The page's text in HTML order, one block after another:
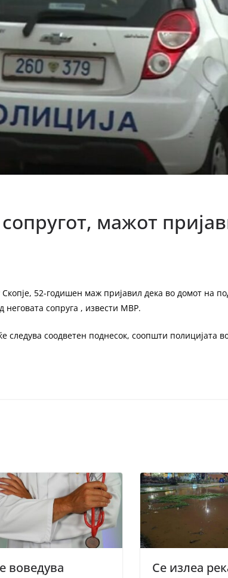
мажот
52-годишен маж пријавил дека во домот на
сопруга , извести МВР.
следува соодветен поднесок, соопшти полицијата
воведува
Се излеа